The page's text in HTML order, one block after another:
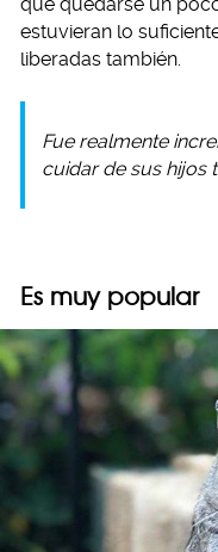
estuvieran lo
liberadas también.
Fue realmente
cuidar de sus hijos
Es muy popular